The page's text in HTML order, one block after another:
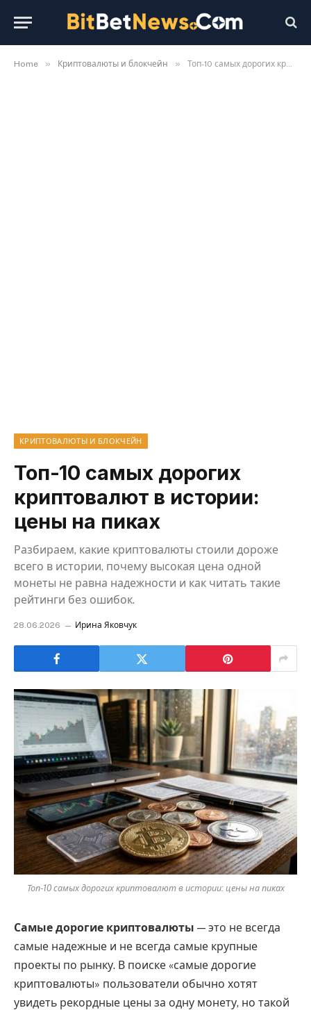
Home » Криптовалюты и блокчейн » Топ-10 самых дорогих криптовалют в истории: цены на пиках
КРИПТОВАЛЮТЫ И БЛОКЧЕЙН
Топ-10 самых дорогих
криптовалют в истории:
цены на пиках
Разбираем, какие криптовалюты стоили дороже
всего в истории, почему высокая цена одной
монеты не равна надежности и как читать такие
рейтинги без ошибок.
28.06.2026 Ирина Яковчук
Топ-10 самых дорогих криптовалют в истории: цены на пиках
Самые дорогие криптовалюты — это не всегда
самые надежные и не всегда самые крупные
проекты по рынку. В поиске «самые дорогие
криптовалюты» пользователи обычно хотят
увидеть рекордные цены за одну монету, но такой